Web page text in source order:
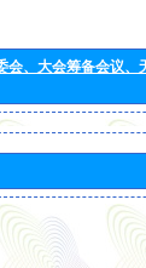
会、大会筹备会议、